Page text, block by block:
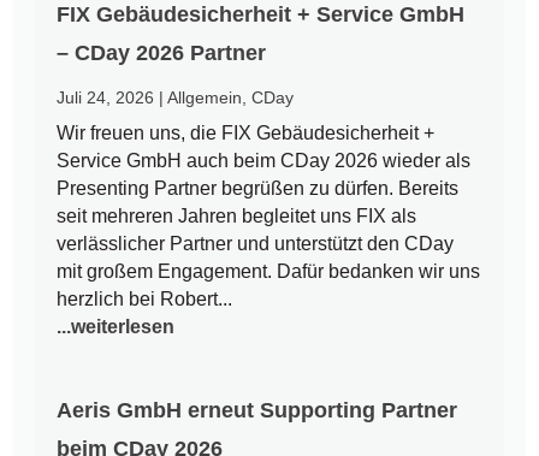
FIX Gebäudesicherheit + Service GmbH
– CDay 2026 Partner
Juli 24, 2026 |Allgemein ,CDay
Wir freuen uns, die FIX Gebäudesicherheit +
Service GmbH auch beim CDay 2026 wieder als
Presenting Partner begrüßen zu dürfen. Bereits
seit mehreren Jahren begleitet uns FIX als
verlässlicher Partner und unterstützt den CDay
mit großem Engagement. Dafür bedanken wir uns
herzlich bei Robert...
...weiterlesen
Aeris GmbH erneut Supporting Partner
beim CDay 2026